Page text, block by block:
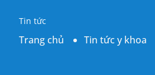
Tin tức
Trang chủ Tin tức y khoa